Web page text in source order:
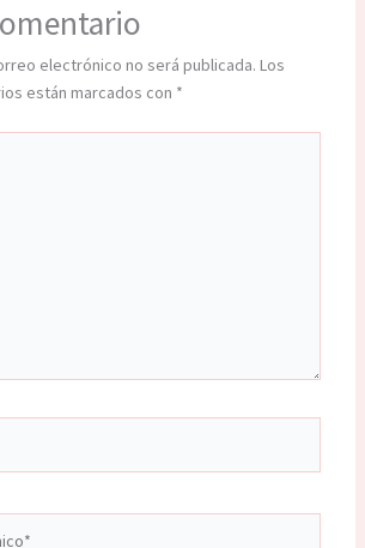
electrónico no será publicada. Los
están marcados con *